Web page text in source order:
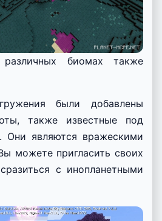
биомах также
были добавлены
также известные под
Они являются вражескими
можете пригласить своих
с инопланетными